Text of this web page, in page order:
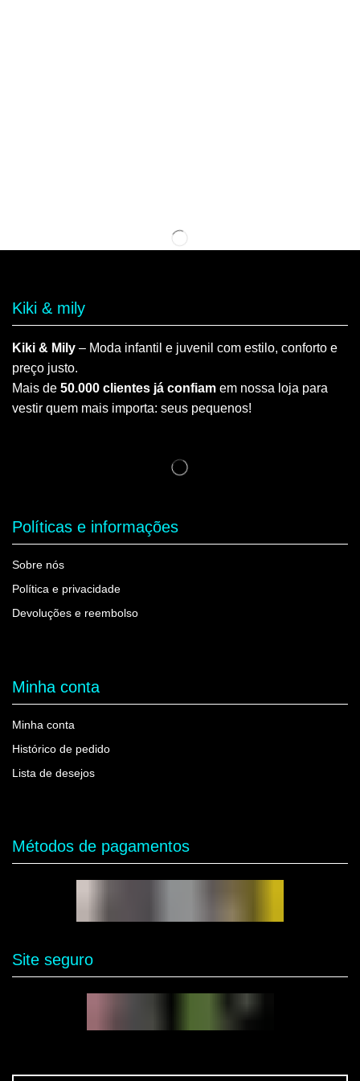
Kiki & mily
Kiki & Mily – Moda infantil e juvenil com estilo, conforto e
preço justo.
Mais de 50.000 clientes já confiam em nossa loja para
vestir quem mais importa: seus pequenos!
Políticas e informações
Sobre nós
Política e privacidade
Devoluções e reembolso
Minha conta
Minha conta
Histórico de pedido
Lista de desejos
Métodos de pagamentos
Site seguro